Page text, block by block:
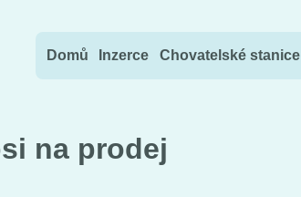
Domů Inzerce Chovatelské stanice
na prodej